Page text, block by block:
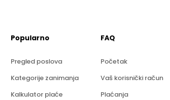
Popularno
Pregled poslova
Kategorije zanimanja
Kalkulator plaće
FAQ
Početak
Vaš korisnički račun
Plaćanja